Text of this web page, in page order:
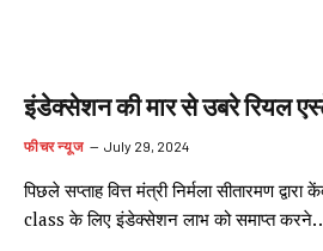
इंडेक्सेशन की मार से उबरे रियल
फीचर न्यूज July 29, 2024
पिछले सप्ताह वित्त मंत्री निर्मला सीतारमण
class के लिए इंडेक्सेशन लाभ को समाप्त